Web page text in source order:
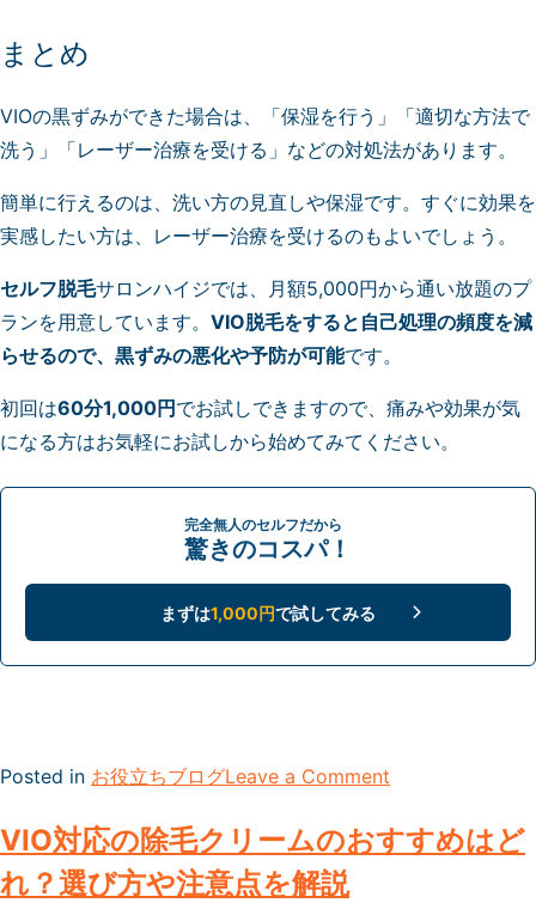
まとめ
VIOの黒ずみができた場合は、「保湿を行う」「適切な方法で
洗う」「レーザー治療を受ける」などの対処法があります。
簡単に行えるのは、洗い方の見直しや保湿です。すぐに効果を
実感したい方は、レーザー治療を受けるのもよいでしょう。
セルフ脱毛サロンハイジでは、月額5,000円から通い放題のプ
ランを用意しています。 VIO脱毛をすると自己処理の頻度を減
らせるので、黒ずみの悪化や予防が可能です。
初回は60分1,000円 でお試しできますので、痛みや効果が気
になる方はお気軽にお試しから始めてみてください。
完全無人のセルフだから
驚きのコスパ！
まずは1,000円で試してみる
Posted in お役立ちブログLeave a Comment
の
黒
VIO対応の除毛クリームのおすすめはど
れ？選び方や注意点を解説